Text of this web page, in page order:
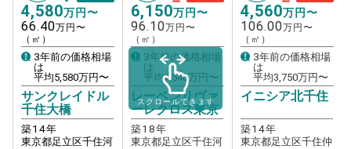
4,580万円〜
66.40万円〜
（㎡）
3年前の価格相場
は
平均5,580万円〜
サンクレイドル
千住大橋
築14年
東京都足立区千住河
6,150万円〜
96.10万円〜
（㎡）
3年前の価格相場
は
平均4,540万円〜
レーベンリヴァ
ーレクロス東京
築18年
東京都足立区千住河
4,560万円〜
106.00万円〜
（㎡）
3年前の価格相場
は
平均3,750万円〜
イニシア北千住
築14年
東京都足立区千住仲
スクロールできます